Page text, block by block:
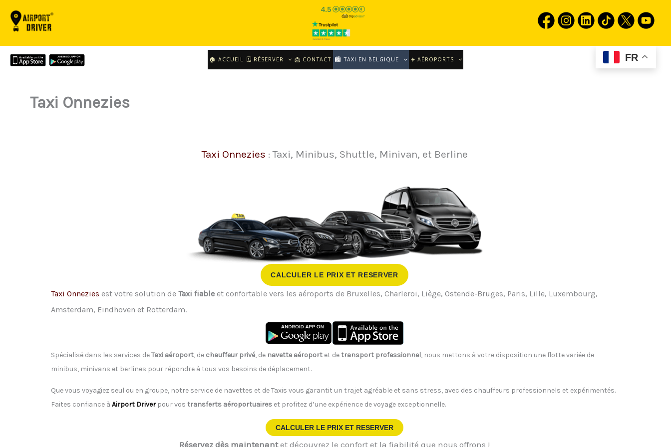
contenu
🏠 ACCUEIL 🗓 RÉSERVER 📩 CONTACT 🏙️ TAXI EN BELGIQUE ✈️ AÉROPORTS FR
Taxi Onnezies
Taxi Onnezies : Taxi, Minibus, Shuttle, Minivan, et Berline
CALCULER LE PRIX ET RESERVER
Taxi Onnezies est votre solution de Taxi fiable et confortable vers les aéroports de Bruxelles, Charleroi, Liège, Ostende-Bruges, Paris, Lille, Luxembourg,
Amsterdam, Eindhoven et Rotterdam.
Spécialisé dans les services deTaxi aéroport, de chauffeur privé, de navette aéroport et detransport professionnel, nous mettons à votre disposition une flotte variée de
minibus, minivans et berlines pour répondre à tous vos besoins de déplacement.
Que vous voyagiez seul ou en groupe, notre service de navettes et de Taxis vous garantit un trajet agréable et sans stress, avec des chauffeurs professionnels et expérimentés.
Faites confiance à Airport Driver pour vos transferts aéroportuaires et profitez d’une expérience de voyage exceptionnelle.
CALCULER LE PRIX ET RESERVER
Réservez dès maintenantet découvrez le confort et la fiabilité que nous offrons !